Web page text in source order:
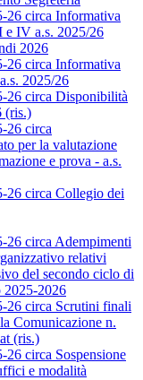
26 circa Informativa
e IV a.s. 2025/26
2026
26 circa Informativa
2025/26
26 circa Disponibilità
(ris.)
26 circa
per la valutazione
e prova - a.s.
26 circa Collegio dei
26 circa Adempimenti
relativi
del secondo ciclo di
2025-2026
26 circa Scrutini finali
Comunicazione n.
(ris.)
circa Sospensione
e modalità